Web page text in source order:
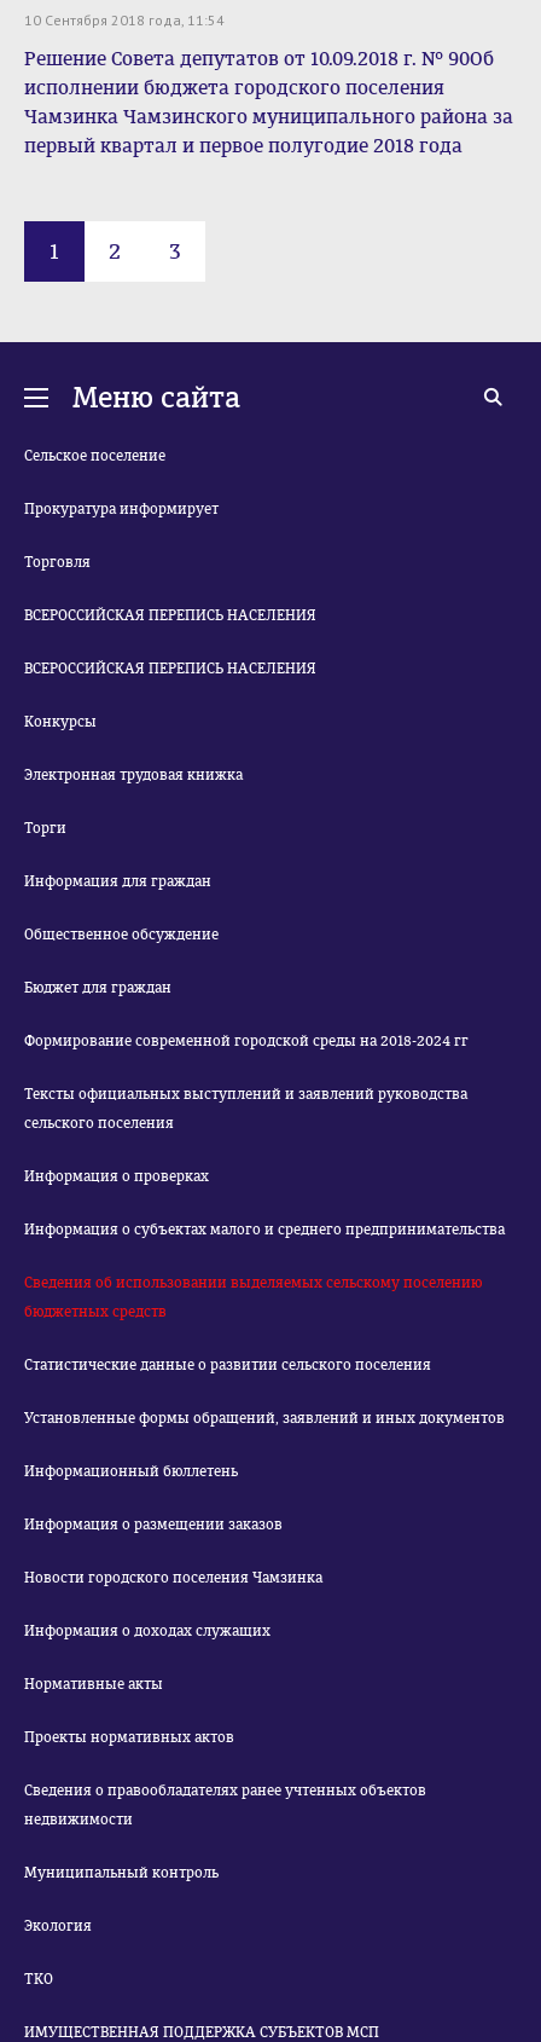
10 Сентября 2018 года, 11:54
Решение Совета депутатов от 10.09.2018 г. № 90Об
исполнении бюджета городского поселения
Чамзинка Чамзинского муниципального района за
первый квартал и первое полугодие 2018 года
1 2 3
Меню сайта
Сельское поселение
Прокуратура информирует
Торговля
ВСЕРОССИЙСКАЯ ПЕРЕПИСЬ НАСЕЛЕНИЯ
ВСЕРОССИЙСКАЯ ПЕРЕПИСЬ НАСЕЛЕНИЯ
Конкурсы
Электронная трудовая книжка
Торги
Информация для граждан
Общественное обсуждение
Бюджет для граждан
Формирование современной городской среды на 2018-2024 гг
Тексты официальных выступлений и заявлений руководства
сельского поселения
Информация о проверках
Информация о субъектах малого и среднего предпринимательства
Сведения об использовании выделяемых сельскому поселению
бюджетных средств
Статистические данные о развитии сельского поселения
Установленные формы обращений, заявлений и иных документов
Информационный бюллетень
Информация о размещении заказов
Новости городского поселения Чамзинка
Информация о доходах служащих
Нормативные акты
Проекты нормативных актов
Сведения о правообладателях ранее учтенных объектов
недвижимости
Муниципальный контроль
Экология
ТКО
ИМУЩЕСТВЕННАЯ ПОДДЕРЖКА СУБЪЕКТОВ МСП